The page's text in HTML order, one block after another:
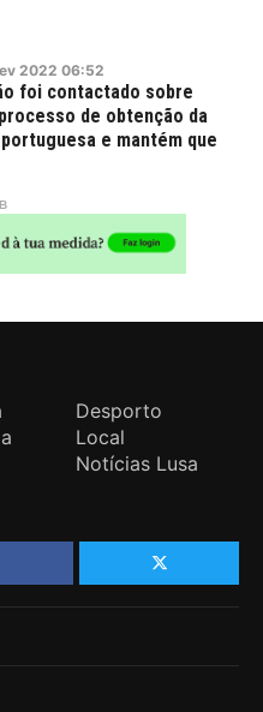
2022 06:52
foi contactado sobre
de obtenção da
e mantém que
Desporto
Local
Notícias Lusa